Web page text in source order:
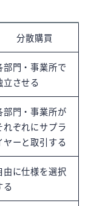
分散購買
部門・事業所で
立させる
部門・事業所が
れぞれにサプラ
ヤーと取引する
由に仕様を選択
る